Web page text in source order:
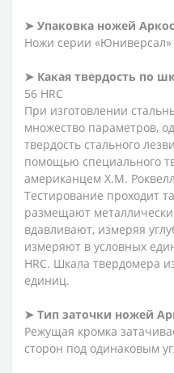
➤ Упаковка ножей Аркос
Ножи серии «Юниверсал»
➤ Какая твердость по
56 HRC
При изготовлении
множество параметров,
твердость стального
помощью специального
американцем Х.М.
Тестирование проходит
размещают
вдавливают, измеряя
измеряют в условных
HRC. Шкала твердомера
единиц.
➤ Тип заточки ножей
Режущая кромка
сторон под одинаковым